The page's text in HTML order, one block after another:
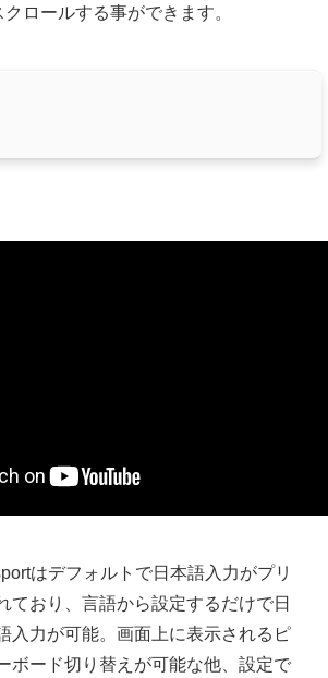
クロールする事ができます。
はデフォルトで日本語入力がプリ
ており、言語から設定するだけで日
入力が可能。画面上に表示されるピ
ボード切り替えが可能な他、設定で